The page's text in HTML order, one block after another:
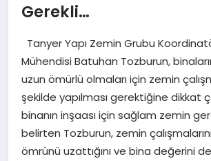
GÜNDEM
MAGAZIN
TEKNOLOJI
Gerekli…
Tanyer Yapı Zemin Grubu
Mühendisi Batuhan Tozburun,
uzun ömürlü olmaları için zemin
şekilde yapılması gerektiğine dikkat
binanın inşaası için sağlam zemin
belirten Tozburun, zemin
ömrünü uzattığını ve bina değerini de